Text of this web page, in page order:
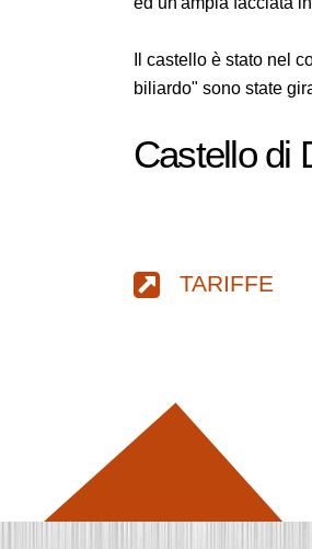
Il castello è stato nel
biliardo" sono state
Castello di
TARIFFE